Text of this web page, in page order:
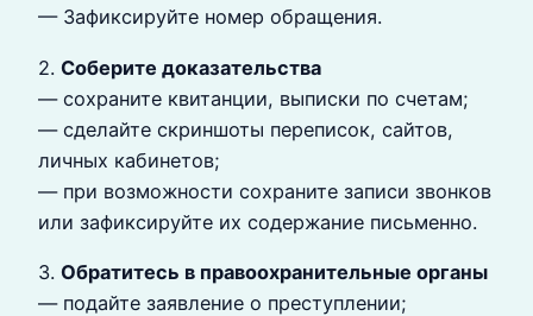
— Зафиксируйте номер обращения.
2. Соберите доказательства
— сохраните квитанции, выписки по счетам;
— сделайте скриншоты переписок, сайтов,
личных кабинетов;
— при возможности сохраните записи звонков
или зафиксируйте их содержание письменно.
3. Обратитесь в правоохранительные органы
— подайте заявление о преступлении;